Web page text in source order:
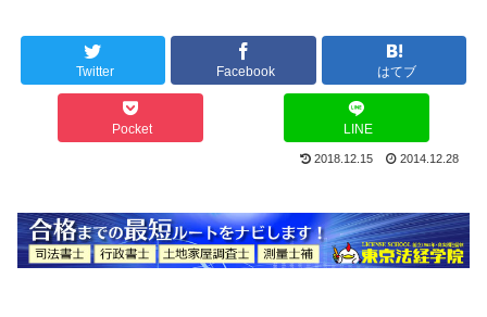
Twitter Facebook はてブ
Pocket LINE
2018.12.15 2014.12.28